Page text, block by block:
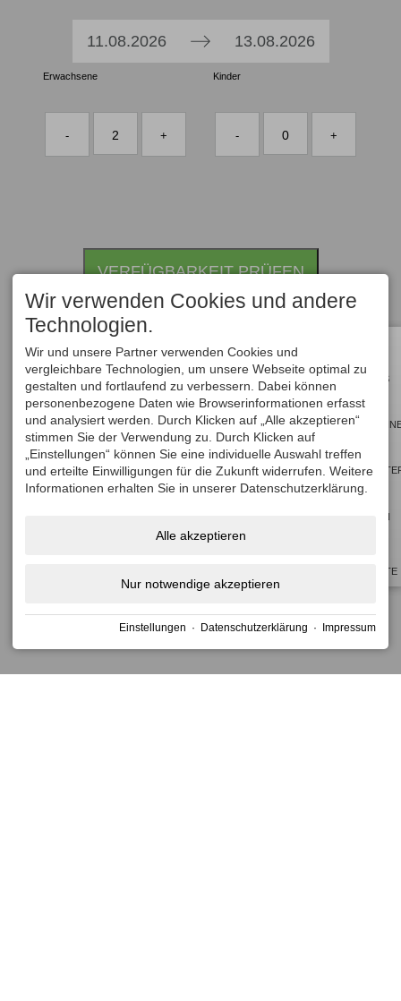
ALLE
HOTELS
BUCHEN
ANGEBOTE
Press
down
and
select
a
date.
Press
the
question
mark
key
to
get
the
11.08.2026
Press
down
and
select
a
the
question
mark
key
to
get
the
shortcuts
dates.
13.08.2026
Erwachsene
- 2 +
Kinder
- 0 +
VERFÜGBARKEIT PRÜFEN
Wir verwenden Cookies und andere
Technologien.
Wir und unsere Partner verwenden Cookies und
vergleichbare Technologien, um unsere Webseite optimal zu
gestalten und fortlaufend zu verbessern. Dabei können
personenbezogene Daten wie Browserinformationen erfasst
und analysiert werden. Durch Klicken auf „Alle akzeptieren“
stimmen Sie der Verwendung zu. Durch Klicken auf
„Einstellungen“ können Sie eine individuelle Auswahl treffen
und erteilte Einwilligungen für die Zukunft widerrufen. Weitere
Informationen erhalten Sie in unserer Datenschutzerklärung.
Alle akzeptieren
Nur notwendige akzeptieren
Einstellungen · Datenschutzerklärung · Impressum